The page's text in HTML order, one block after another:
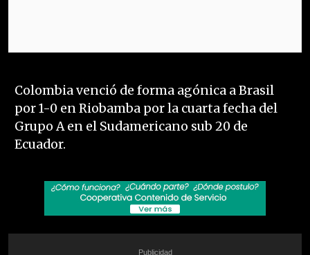
Colombia venció de forma agónica a Brasil
por 1-0 en Riobamba por la cuarta fecha del
Grupo A en el Sudamericano sub 20 de
Ecuador.